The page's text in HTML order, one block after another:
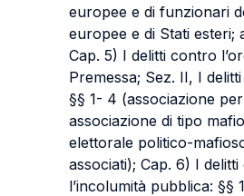
europee e di funzionari
europee e di Stati esteri;
Cap. 5) I delitti contro
Premessa; Sez. II, I
§§ 1- 4 (associazione
associazione di tipo
elettorale politico-
associati); Cap. 6) I
l’incolumità pubblica: §§